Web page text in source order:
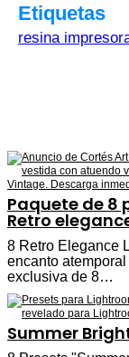
Etiquetas
resina
Paquete de 8
Retro
8 Retro Elegance
encanto
exclusiva de 8…
Summer